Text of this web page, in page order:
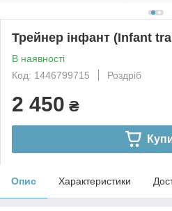
Трейнер інфант (Infant
В наявності
Код: 1446799715
Роздріб
2 450 ₴
Опис Характеристики